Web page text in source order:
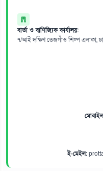
বার্তা ও বাণিজ্যিক কার্যালয়:
৭/আই দক্ষিণ তেজগাঁও শিল্প এলাকা,
ই-মেইল: